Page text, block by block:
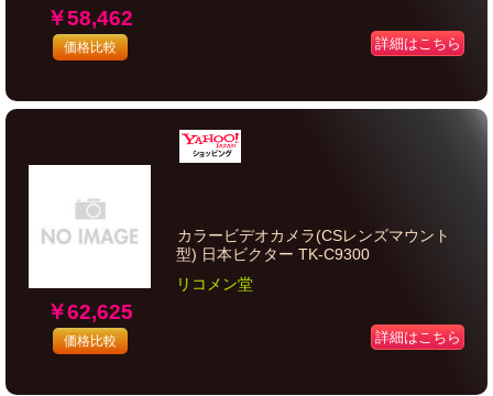
￥58,462
価格比較 詳細はこちら
￥62,625
価格比較
カラービデオカメラ(CSレンズマウント
型) 日本ビクター TK-C9300
リコメン堂
詳細はこちら